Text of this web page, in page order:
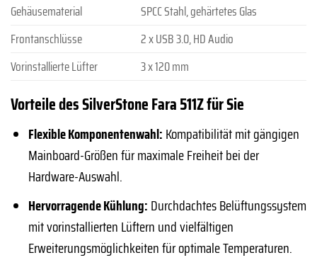
Gehäusematerial
SPCC Stahl, gehärtetes Glas
Frontanschlüsse
2 x USB 3.0, HD Audio
Vorinstallierte Lüfter
3 x 120 mm
Vorteile des SilverStone Fara 511Z für Sie
Flexible Komponentenwahl: Kompatibilität mit gängigen
Mainboard-Größen für maximale Freiheit bei der
Hardware-Auswahl.
Hervorragende Kühlung: Durchdachtes Belüftungssystem
mit vorinstallierten Lüftern und vielfältigen
Erweiterungsmöglichkeiten für optimale Temperaturen.